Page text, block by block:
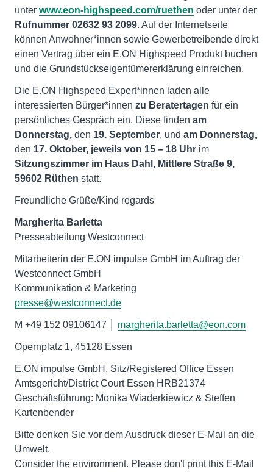
unter www.eon-highspeed.com/ruethen oder unter der
Rufnummer 02632 93 2099. Auf der Internetseite
können Anwohner*innen sowie Gewerbetreibende direkt
einen Vertrag über ein E.ON Highspeed Produkt buchen
und die Grundstückseigentümererklärung einreichen.
Die E.ON Highspeed Expert*innen laden alle
interessierten Bürger*innen zu Beratertagen für ein
persönliches Gespräch ein. Diese finden am
Donnerstag, den 19. September, und am Donnerstag,
den 17. Oktober, jeweils von 15 – 18 Uhr im
Sitzungszimmer im Haus Dahl, Mittlere Straße 9,
59602 Rüthen statt.
Freundliche Grüße/Kind regards
Margherita Barletta
Presseabteilung Westconnect
Mitarbeiterin der E.ON impulse GmbH im Auftrag der
Westconnect GmbH
presse@westconnect.de
M +49 152 09106147 │ margherita.barletta@eon.com
Opernplatz 1, 45128 Essen
E.ON impulse GmbH, Sitz/Registered Office Essen
Amtsgericht/District Court Essen HRB21374
Geschäftsführung: Monika Wiaderkiewicz & Steffen
Kartenbender
Bitte denken Sie vor dem Ausdruck dieser E-Mail an die
Umwelt.
Consider the environment. Please don't print this E-Mail